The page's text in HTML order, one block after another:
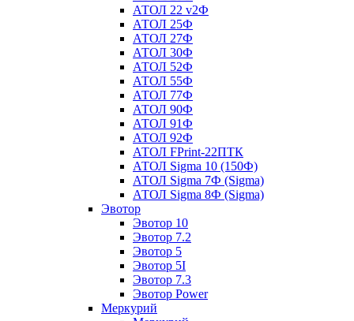
АТОЛ 22 v2Ф
АТОЛ 25Ф
АТОЛ 27Ф
АТОЛ 30Ф
АТОЛ 52Ф
АТОЛ 55Ф
АТОЛ 77Ф
АТОЛ 90Ф
АТОЛ 91Ф
АТОЛ 92Ф
АТОЛ FPrint-22ПТК
АТОЛ Sigma 10 (150Ф)
АТОЛ Sigma 7Ф (Sigma)
АТОЛ Sigma 8Ф (Sigma)
Эвотор
Эвотор 10
Эвотор 7.2
Эвотор 5
Эвотор 5I
Эвотор 7.3
Эвотор Power
Меркурий